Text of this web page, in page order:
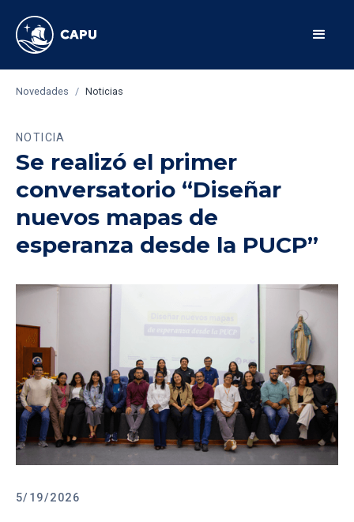
Novedades / Noticias
NOTICIA
Se realizó el primer
conversatorio “Diseñar
nuevos mapas de
esperanza desde la PUCP”
5/19/2026